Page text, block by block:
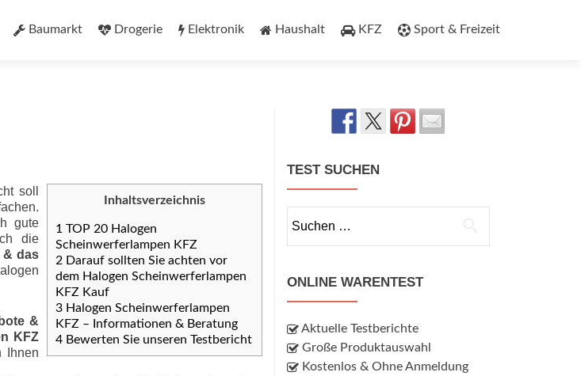
InhaltBaumarkt Drogerie Elektronik Haushalt KFZ Sport & Freizeit
Inhaltsverzeichnis
1 TOP 20 Halogen
Scheinwerferlampen KFZ
2 Darauf sollten Sie achten vor
dem Halogen Scheinwerferlampen
KFZ Kauf
3 Halogen Scheinwerferlampen
KFZ – Informationen & Beratung
4 Bewerten Sie unseren Testbericht
soll
gute
die
& das
&
KFZ
Ihnen
TEST SUCHEN
nach:
ONLINE WARENTEST
Aktuelle Testberichte
Große Produktauswahl
Kostenlos & Ohne Anmeldung